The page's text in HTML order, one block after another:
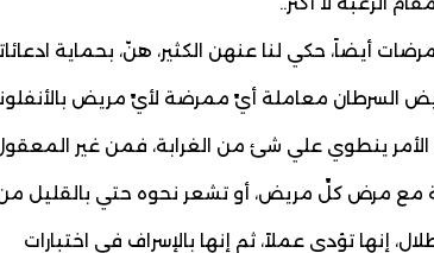
أيضاً، حكي لنا عنهن الكثير، هنّ، بحماية
السرطان معاملة أيِّ ممرضة لأيِّ مريض
الأمر ينطوي علي شئ من الغرابة، فمن غير
مع مرض كلِّ مريض، أو تشعر نحوه حتي بالقليل
إنها تؤدي عملاً، ثم إنها بالإسراف في اختبارات